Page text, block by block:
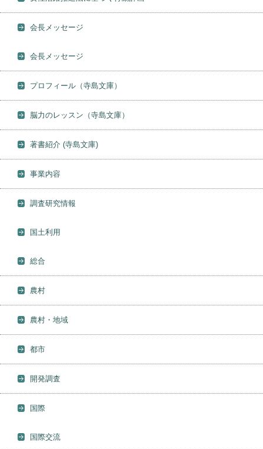
会長メッセージ
会長メッセージ
プロフィール（寺島文庫）
脳力のレッスン（寺島文庫）
著書紹介 (寺島文庫)
事業内容
調査研究情報
国土利用
総合
農村
農村・地域
都市
開発調査
国際
国際交流